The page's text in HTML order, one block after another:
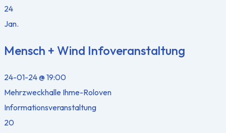
24
Jan.
Mensch + Wind Infoveranstaltung
24-01-24 @ 19:00
Mehrzweckhalle Ihme-Roloven
Informationsveranstaltung
20